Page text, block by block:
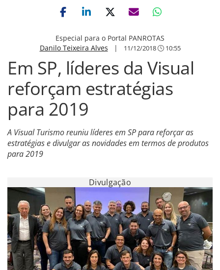
Especial para o Portal PANROTAS
Danilo Teixeira Alves | 11/12/2018 10:55
Em SP, líderes da Visual
reforçam estratégias
para 2019
A Visual Turismo reuniu líderes em SP para reforçar as
estratégias e divulgar as novidades em termos de produtos
para 2019
Divulgação